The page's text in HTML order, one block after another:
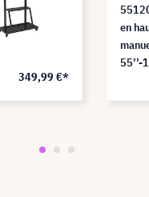
349,99 €*
en
55’’-